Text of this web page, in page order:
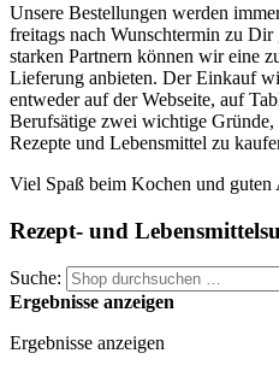
Unsere Bestellungen werden
freitags nach Wunschtermin zu
starken Partnern können wir eine
Lieferung anbieten. Der Einkauf
entweder auf der Webseite, auf
Berufsätige zwei wichtige
Rezepte und Lebensmittel zu
Viel Spaß beim Kochen und guten
Rezept- und
Suche:
Ergebnisse anzeigen
Ergebnisse anzeigen